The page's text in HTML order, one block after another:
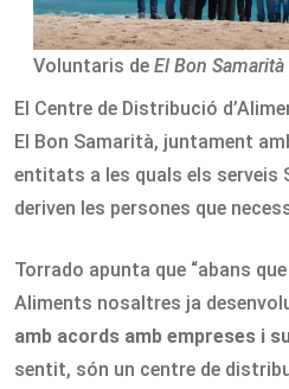
Voluntaris de El Bon Samarità
El Centre de Distribució
El Bon Samarità, juntament
entitats a les quals els serveis
deriven les persones que
Torrado apunta que “abans
Aliments nosaltres ja
amb acords amb empreses i
sentit, són un centre de